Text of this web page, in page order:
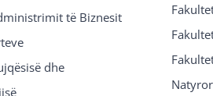
të Biznesit
dhe